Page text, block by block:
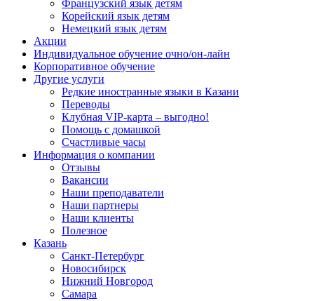
Французский язык детям
Корейский язык детям
Немецкий язык детям
Акции
Индивидуальное обучение очно/он-лайн
Корпоративное обучение
Другие услуги
Редкие иностранные языки в Казани
Переводы
Клубная VIP-карта – выгодно!
Помощь с домашкой
Счастливые часы
Информация о компании
Отзывы
Вакансии
Наши преподаватели
Наши партнеры
Наши клиенты
Полезное
Казань
Санкт-Петербург
Новосибирск
Нижний Новгород
Самара